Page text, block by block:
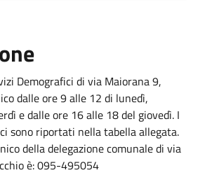
Demografici di via Maiorana 9,
dalle ore 9 alle 12 di lunedì,
e dalle ore 16 alle 18 del giovedì. I
sono riportati nella tabella allegata.
della delegazione comunale di via
è: 095-495054